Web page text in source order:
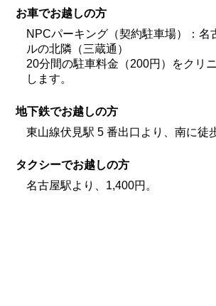
お車でお越しの方
NPCパーキング（契約駐車場）：名
ルの北隣（三蔵通）
20分間の駐車料金（200円）をクリ
します。
地下鉄でお越しの方
東山線伏見駅 5 番出口より、南に徒
タクシーでお越しの方
名古屋駅より、1,400円。